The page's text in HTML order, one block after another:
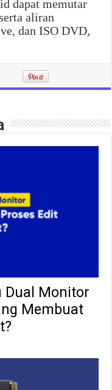
dapat memutar
aliran
dan ISO DVD,
Dual Monitor
Membuat